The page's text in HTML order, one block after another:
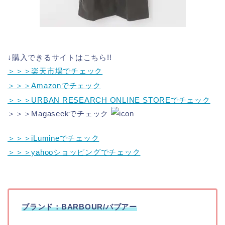
↓購入できるサイトはこちら!!
＞＞＞楽天市場でチェック
＞＞＞Amazonでチェック
＞＞＞URBAN RESEARCH ONLINE STOREでチェック
＞＞＞Magaseekでチェック
＞＞＞iLumineでチェック
＞＞＞yahooショッピングでチェック
ブランド：BARBOUR/バブアー